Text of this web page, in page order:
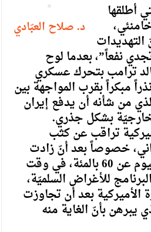
د. صلاح العبّادي
أطلقها
التهديدات
نفعاً”، بعدما لوح
ترامب بتحرك عسكري
مبكراً بقرب المواجهة بين
من شأنه أن يدفع إيران
بشكل جذري.
تراقب عن كثب
خصوصاً بعد أنّ زادت
نسبة تخصيب اليورانيوم عن 60 بالمئة، في وقت
للأغراض السلميّة،
الأميركية بعد أن تجاوزت
يبرهن بأنّ الغاية منه